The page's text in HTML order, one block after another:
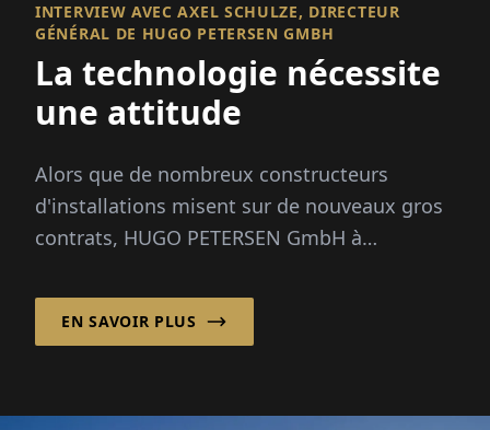
INTERVIEW AVEC AXEL SCHULZE, DIRECTEUR
GÉNÉRAL DE HUGO PETERSEN GMBH
La technologie nécessite
une attitude
Alors que de nombreux constructeurs
d'installations misent sur de nouveaux gros
contrats, HUGO PETERSEN GmbH à
1990 sur l'opt...
EN SAVOIR PLUS